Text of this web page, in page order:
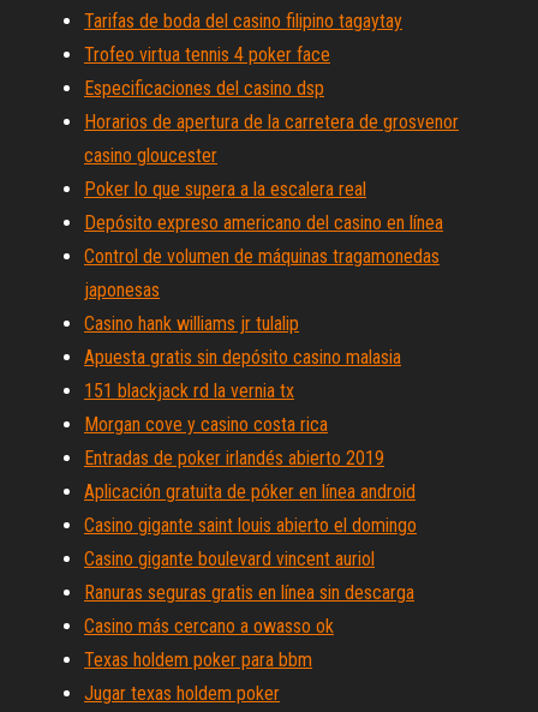
Tarifas de boda del casino filipino tagaytay
Trofeo virtua tennis 4 poker face
Especificaciones del casino dsp
Horarios de apertura de la carretera de grosvenor
casino gloucester
Poker lo que supera a la escalera real
Depósito expreso americano del casino en línea
Control de volumen de máquinas tragamonedas
japonesas
Casino hank williams jr tulalip
Apuesta gratis sin depósito casino malasia
151 blackjack rd la vernia tx
Morgan cove y casino costa rica
Entradas de poker irlandés abierto 2019
Aplicación gratuita de póker en línea android
Casino gigante saint louis abierto el domingo
Casino gigante boulevard vincent auriol
Ranuras seguras gratis en línea sin descarga
Casino más cercano a owasso ok
Texas holdem poker para bbm
Jugar texas holdem poker